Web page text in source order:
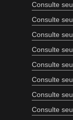
Consulte
Consulte
Consulte
Consulte
Consulte
Consulte
Consulte
Consulte